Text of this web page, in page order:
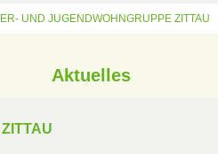
UND JUGENDWOHNGRUPPE ZITTAU
Aktuelles